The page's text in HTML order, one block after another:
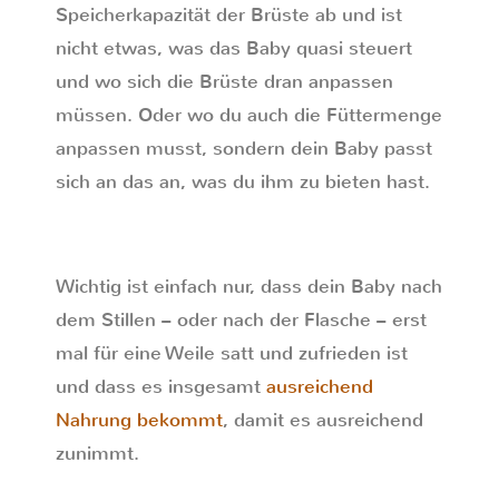
Speicherkapazität der Brüste ab und ist
nicht etwas, was das Baby quasi steuert
und wo sich die Brüste dran anpassen
müssen. Oder wo du auch die Füttermenge
anpassen musst, sondern dein Baby passt
sich an das an, was du ihm zu bieten hast.
Wichtig ist einfach nur, dass dein Baby nach
dem Stillen – oder nach der Flasche – erst
mal für eine Weile satt und zufrieden ist
und dass es insgesamt ausreichend
Nahrung bekommt, damit es ausreichend
zunimmt.